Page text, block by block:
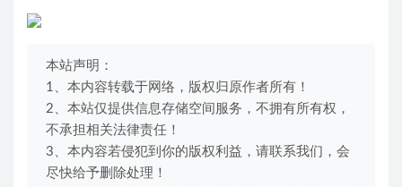
本站声明：
1、本内容转载于网络，版权归原作者所有！
2、本站仅提供信息存储空间服务，不拥有所有权，
不承担相关法律责任！
3、本内容若侵犯到你的版权利益，请联系我们，会
尽快给予删除处理！